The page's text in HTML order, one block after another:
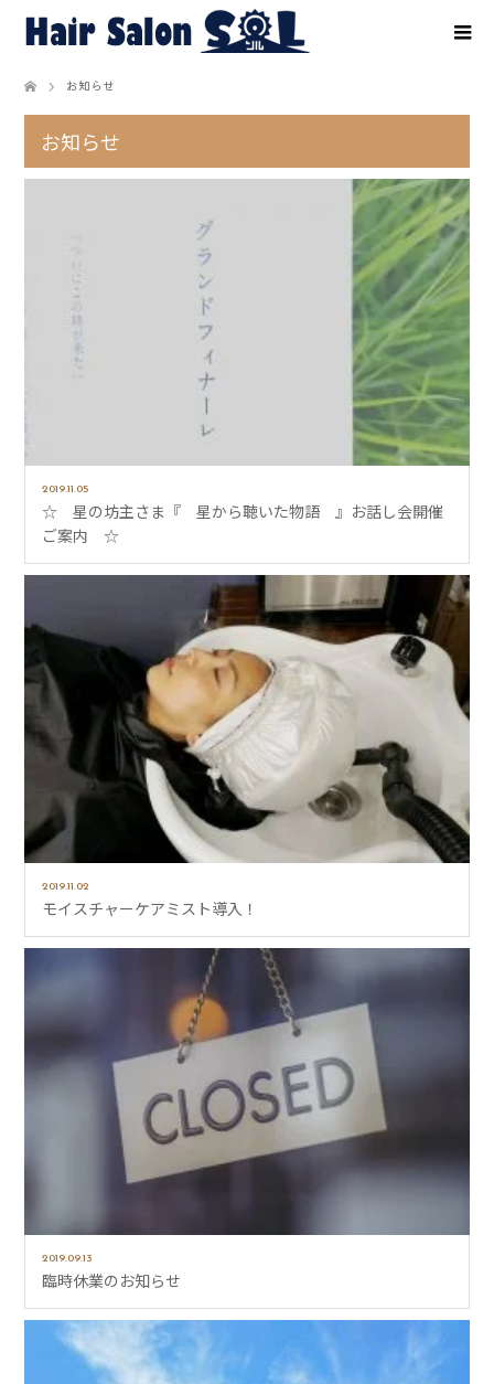
お知らせ
お知らせ
2019.11.05
☆ 星の坊主さま『 星から聴いた物語 』お話し会開催
ご案内 ☆
2019.11.02
モイスチャーケアミスト導入！
2019.09.13
臨時休業のお知らせ